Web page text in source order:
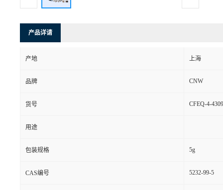
产品详请
产地 上海
品牌 CNW
货号 CFEQ-4-
用途
包装规格 5g
CAS编号 5232-99-5